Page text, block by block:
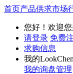
首页产品供求市场
您好！欢迎
请登录 免费
求购信息
我的
我的询盘管理